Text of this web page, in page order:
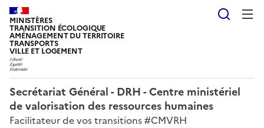
MINISTÈRES
TRANSITION ÉCOLOGIQUE
AMÉNAGEMENT DU TERRITOIRE
TRANSPORTS
VILLE ET LOGEMENT
Secrétariat Général - DRH - Centre ministériel
de valorisation des ressources humaines
Facilitateur de vos transitions #CMVRH